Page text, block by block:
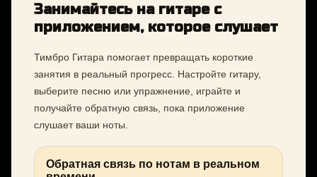
Занимайтесь на гитаре с
приложением, которое слушает
Тимбро Гитара помогает превращать короткие
занятия в реальный прогресс. Настройте гитару,
выберите песню или упражнение, играйте и
получайте обратную связь, пока приложение
слушает ваши ноты.
Обратная связь по нотам в реальном